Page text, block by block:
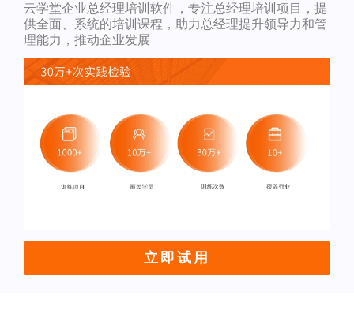
云学堂企业总经理培训软件，专注总经理培训项目，提
供全面、系统的培训课程，助力总经理提升领导力和管
理能力，推动企业发展
立即试用